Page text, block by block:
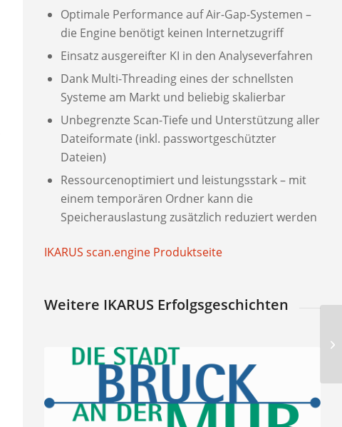
Optimale Performance auf Air-Gap-Systemen –
die Engine benötigt keinen Internetzugriff
Einsatz ausgereifter KI in den Analyseverfahren
Dank Multi-Threading eines der schnellsten
Systeme am Markt und beliebig skalierbar
Unbegrenzte Scan-Tiefe und Unterstützung aller
Dateiformate (inkl. passwortgeschützter
Dateien)
Ressourcenoptimiert und leistungsstark – mit
einem temporären Ordner kann die
Speicherauslastung zusätzlich reduziert werden
IKARUS scan.engine Produktseite
Weitere IKARUS Erfolgsgeschichten